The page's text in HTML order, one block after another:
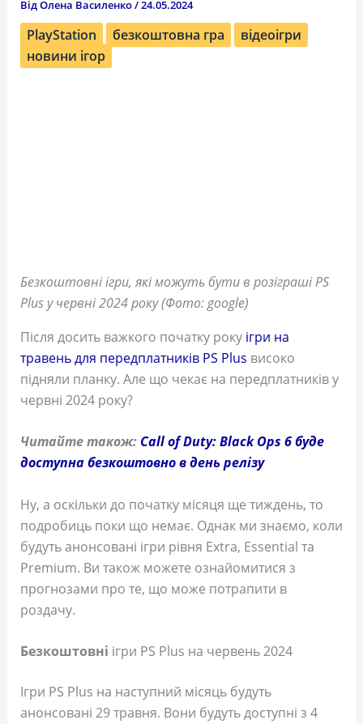
ВідОлена Василенко/24.05.2024
PlayStation безкоштовна гра
відеоігри
новини ігор
Безкоштовні ігри, які можуть бути в розіграші PS
Plus у червні 2024 року (Фото: google)
Після досить важкого початку року ігри на
травень для передплатників PS Plus високо
підняли планку. Але що чекає на передплатників у
червні 2024 року?
Читайте також: Call of Duty: Black Ops 6 буде
доступна безкоштовно в день релізу
Ну, а оскільки до початку місяця ще тиждень, то
подробиць поки що немає. Однак ми знаємо, коли
будуть анонсовані ігри рівня Extra, Essential та
Premium. Ви також можете ознайомитися з
прогнозами про те, що може потрапити в
роздачу.
Безкоштовні ігри PS Plus на червень 2024
Ігри PS Plus на наступний місяць будуть
анонсовані 29 травня. Вони будуть доступні з 4